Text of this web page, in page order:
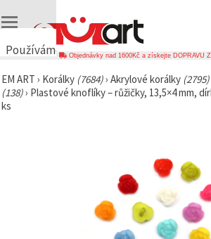
Používáme
🍪
Používáme
cookies a
Objednávky nad 1600Kč a získejte DOPRAVU
EM ART › Korálky (7684)› Akrylové korálky (2795)
(138)› Plastové knoflíky – růžičky, 13,5×4 mm,
ks